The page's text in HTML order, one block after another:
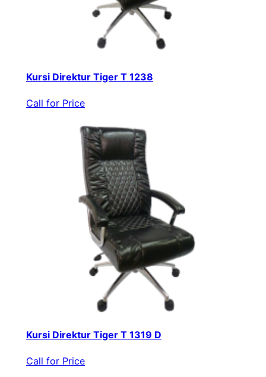
Kursi Direktur Tiger T 1238
Call for Price
Kursi Direktur Tiger T 1319 D
Call for Price